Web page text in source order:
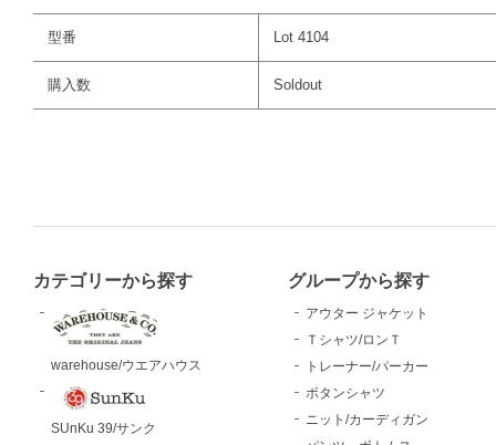
型番 Lot 4104
購入数 Soldout
カテゴリーから探す
warehouse/ウエアハウス
SUnKu 39/サンク
グループから探す
アウター ジャケット
Ｔシャツ/ロンＴ
トレーナー/パーカー
ボタンシャツ
ニット/カーディガン